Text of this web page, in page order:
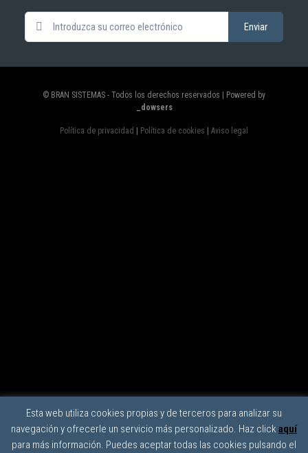
© BRAN SISTEMAS - Todos los derechos reservados | Powered by
_dowsers
Política de privacidad Política de cookies Aviso legal
Esta web utiliza cookies propias y de terceros para analizar su
navegación y ofrecerle un servicio más personalizado. Haz click aquí
para más información. Puedes aceptar todas las cookies pulsando el